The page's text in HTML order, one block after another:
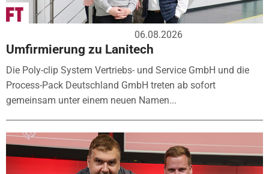
06.08.2026
Umfirmierung zu Lanitech
Die Poly-clip System Vertriebs- und Service GmbH und die
Process-Pack Deutschland GmbH treten ab sofort
gemeinsam unter einem neuen Namen...